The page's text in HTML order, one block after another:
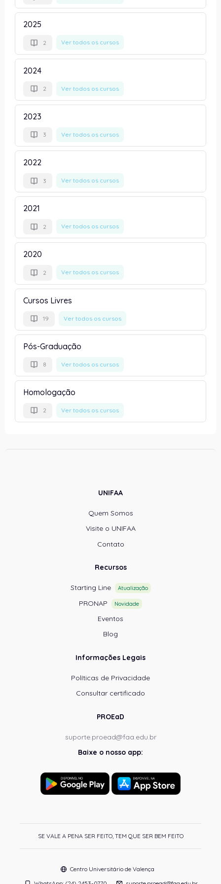
2025
2 Ver todos os cursos
2024
2 Ver todos os cursos
2023
3 Ver todos os cursos
2022
3 Ver todos os cursos
2021
2 Ver todos os cursos
2020
2 Ver todos os cursos
Cursos Livres
19 Ver todos os cursos
Pós-Graduação
8 Ver todos os cursos
Homologação
2 Ver todos os cursos
UNIFAA
Quem Somos
Visite o UNIFAA
Contato
Recursos
Starting Line Atualização
PRONAP Novidade
Eventos
Blog
Informações Legais
Políticas de Privacidade
Consultar certificado
PROEaD
suporte.proead@faa.edu.br
Baixe o nosso app:
SE VALE A PENA SER FEITO, TEM QUE SER BEM FEITO
Centro Universitário de Valença